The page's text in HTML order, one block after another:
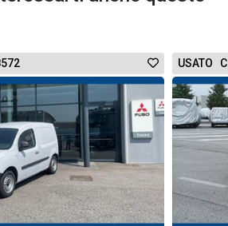
USATO